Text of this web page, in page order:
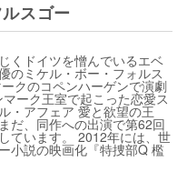
スゴー
くドイツを憎んでいるエベ
のミケル・ボー・フォルス
クのコペンハーゲンで演劇
ーク王室で起こった恋愛ス
・アフェア 愛と欲望の王
だ、同作への出演で第62回
ています。 2012年には、世
小説の映画化『特捜部Q 檻